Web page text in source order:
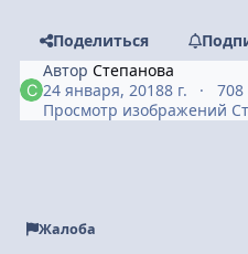
Поделиться
АвторСтепанова
24 января, 20188 г.
708
Просмотр изображений
Жалоба